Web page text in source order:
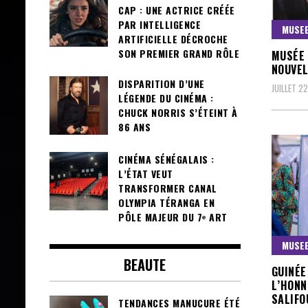
JUILLET
CAP : UNE ACTRICE CRÉÉE
PAR INTELLIGENCE
ARTIFICIELLE DÉCROCHE
SON PREMIER GRAND RÔLE
DISPARITION D’UNE
LÉGENDE DU CINÉMA :
CHUCK NORRIS S’ÉTEINT À
86 ANS
CINÉMA SÉNÉGALAIS :
L’ÉTAT VEUT
TRANSFORMER CANAL
OLYMPIA TÉRANGA EN
PÔLE MAJEUR DU 7ᵉ ART
BEAUTE
TENDANCES MANUCURE ÉTÉ